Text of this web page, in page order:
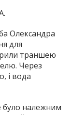
Олександра
для
траншею
Через
і вода
належним